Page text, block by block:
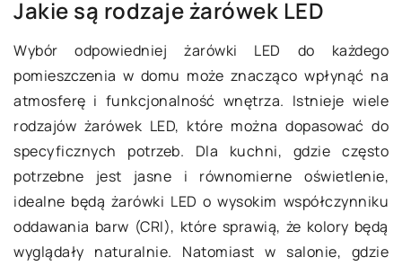
Jakie są rodzaje żarówek LED
Wybór odpowiedniej żarówki LED do każdego
pomieszczenia w domu może znacząco wpłynąć na
atmosferę i funkcjonalność wnętrza. Istnieje wiele
rodzajów żarówek LED, które można dopasować do
specyficznych potrzeb. Dla kuchni, gdzie często
potrzebne jest jasne i równomierne oświetlenie,
idealne będą żarówki LED o wysokim współczynniku
oddawania barw (CRI), które sprawią, że kolory będą
wyglądały naturalnie. Natomiast w salonie, gdzie